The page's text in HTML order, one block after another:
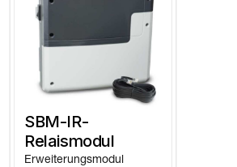
SBM-IR-
Relaismodul
Erweiterungsmodul